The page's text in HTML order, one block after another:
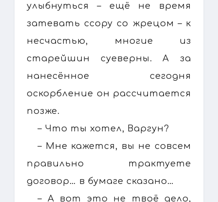
улыбнуться – ещё не время
затевать ссору со жрецом – к
несчастью, многие из
старейшин суеверны. А за
нанесённое сегодня
оскорбление он рассчитается
позже.
– Что ты хотел, Варгун?
– Мне кажется, вы не совсем
правильно трактуете
договор… в бумаге сказано…
– А вот это не твоё дело,